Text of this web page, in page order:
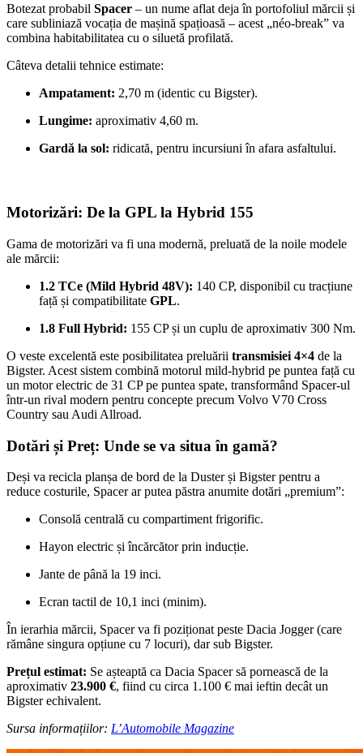
Botezat probabil Spacer – un nume aflat deja în portofoliul mărcii și
care subliniază vocația de mașină spațioasă – acest „néo-break” va
combina habitabilitatea cu o siluetă profilată.
Câteva detalii tehnice estimate:
Ampatament: 2,70 m (identic cu Bigster).
Lungime: aproximativ 4,60 m.
Gardă la sol: ridicată, pentru incursiuni în afara asfaltului.
Motorizări: De la GPL la Hybrid 155
Gama de motorizări va fi una modernă, preluată de la noile modele
ale mărcii:
1.2 TCe (Mild Hybrid 48V): 140 CP, disponibil cu tracțiune
față și compatibilitate GPL.
1.8 Full Hybrid: 155 CP și un cuplu de aproximativ 300 Nm.
O veste excelentă este posibilitatea preluării transmisiei 4×4 de la
Bigster. Acest sistem combină motorul mild-hybrid pe puntea față cu
un motor electric de 31 CP pe puntea spate, transformând Spacer-ul
într-un rival modern pentru concepte precum Volvo V70 Cross
Country sau Audi Allroad.
Dotări și Preț: Unde se va situa în gamă?
Deși va recicla planșa de bord de la Duster și Bigster pentru a
reduce costurile, Spacer ar putea păstra anumite dotări „premium”:
Consolă centrală cu compartiment frigorific.
Hayon electric și încărcător prin inducție.
Jante de până la 19 inci.
Ecran tactil de 10,1 inci (minim).
În ierarhia mărcii, Spacer va fi poziționat peste Dacia Jogger (care
rămâne singura opțiune cu 7 locuri), dar sub Bigster.
Prețul estimat: Se așteaptă ca Dacia Spacer să pornească de la
aproximativ 23.900 €, fiind cu circa 1.100 € mai ieftin decât un
Bigster echivalent.
Sursa informațiilor: L’Automobile Magazine